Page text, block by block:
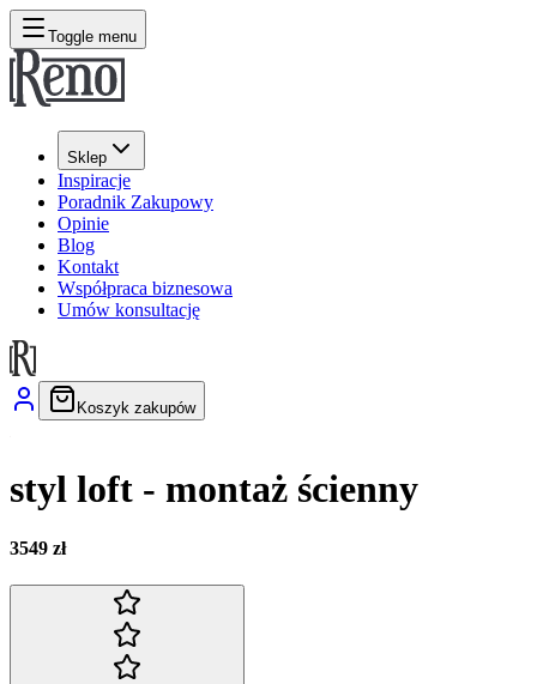
Toggle menu
Sklep
Inspiracje
Poradnik Zakupowy
Opinie
Blog
Kontakt
Współpraca biznesowa
Umów konsultację
Koszyk zakupów
styl loft - montaż ścienny
3549 zł